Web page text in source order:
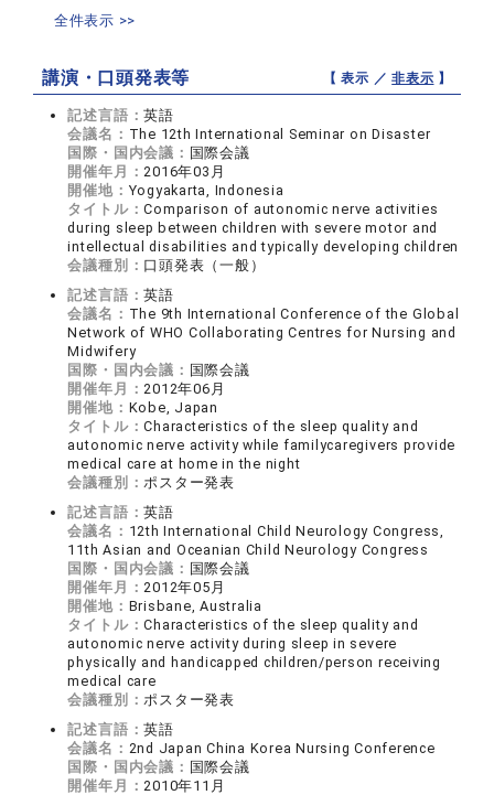
全件表示 >>
講演・口頭発表等 【 表示 ／非表示 】
記述言語：英語
会議名： The 12th International Seminar on Disaster
国際・国内会議： 国際会議
開催年月：2016年03月
開催地： Yogyakarta, Indonesia
タイトル：Comparison of autonomic nerve activities
during sleep between children with severe motor and
intellectual disabilities and typically developing children
会議種別： 口頭発表（一般）
記述言語：英語
会議名： The 9th International Conference of the Global
Network of WHO Collaborating Centres for Nursing and
Midwifery
国際・国内会議： 国際会議
開催年月：2012年06月
開催地： Kobe, Japan
タイトル：Characteristics of the sleep quality and
autonomic nerve activity while familycaregivers provide
medical care at home in the night
会議種別：ポスター発表
記述言語：英語
会議名： 12th International Child Neurology Congress,
11th Asian and Oceanian Child Neurology Congress
国際・国内会議： 国際会議
開催年月：2012年05月
開催地： Brisbane, Australia
タイトル：Characteristics of the sleep quality and
autonomic nerve activity during sleep in severe
physically and handicapped children/person receiving
medical care
会議種別：ポスター発表
記述言語：英語
会議名： 2nd Japan China Korea Nursing Conference
国際・国内会議： 国際会議
開催年月：2010年11月